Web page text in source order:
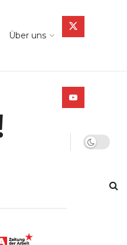
Über uns